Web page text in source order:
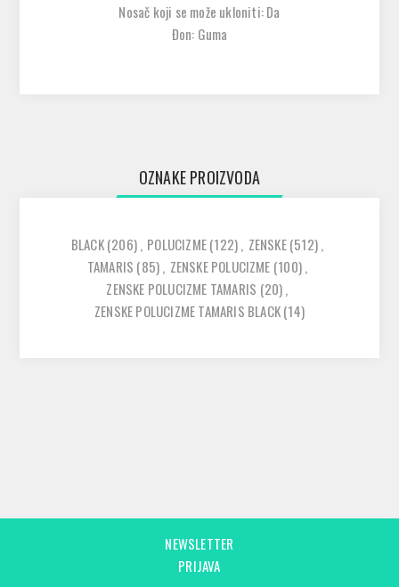
Nosač koji se može ukloniti: Da
Đon: Guma
OZNAKE PROIZVODA
BLACK(206), POLUCIZME(122), ZENSKE(512),
TAMARIS (85), ZENSKE POLUCIZME (100),
ZENSKE POLUCIZME TAMARIS (20),
ZENSKE POLUCIZME TAMARIS BLACK(14)
NEWSLETTER
PRIJAVA